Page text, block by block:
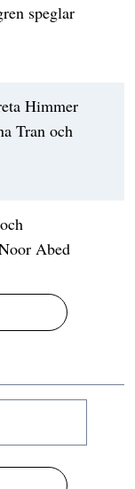
speglar
Himmer
Tran och
Abed